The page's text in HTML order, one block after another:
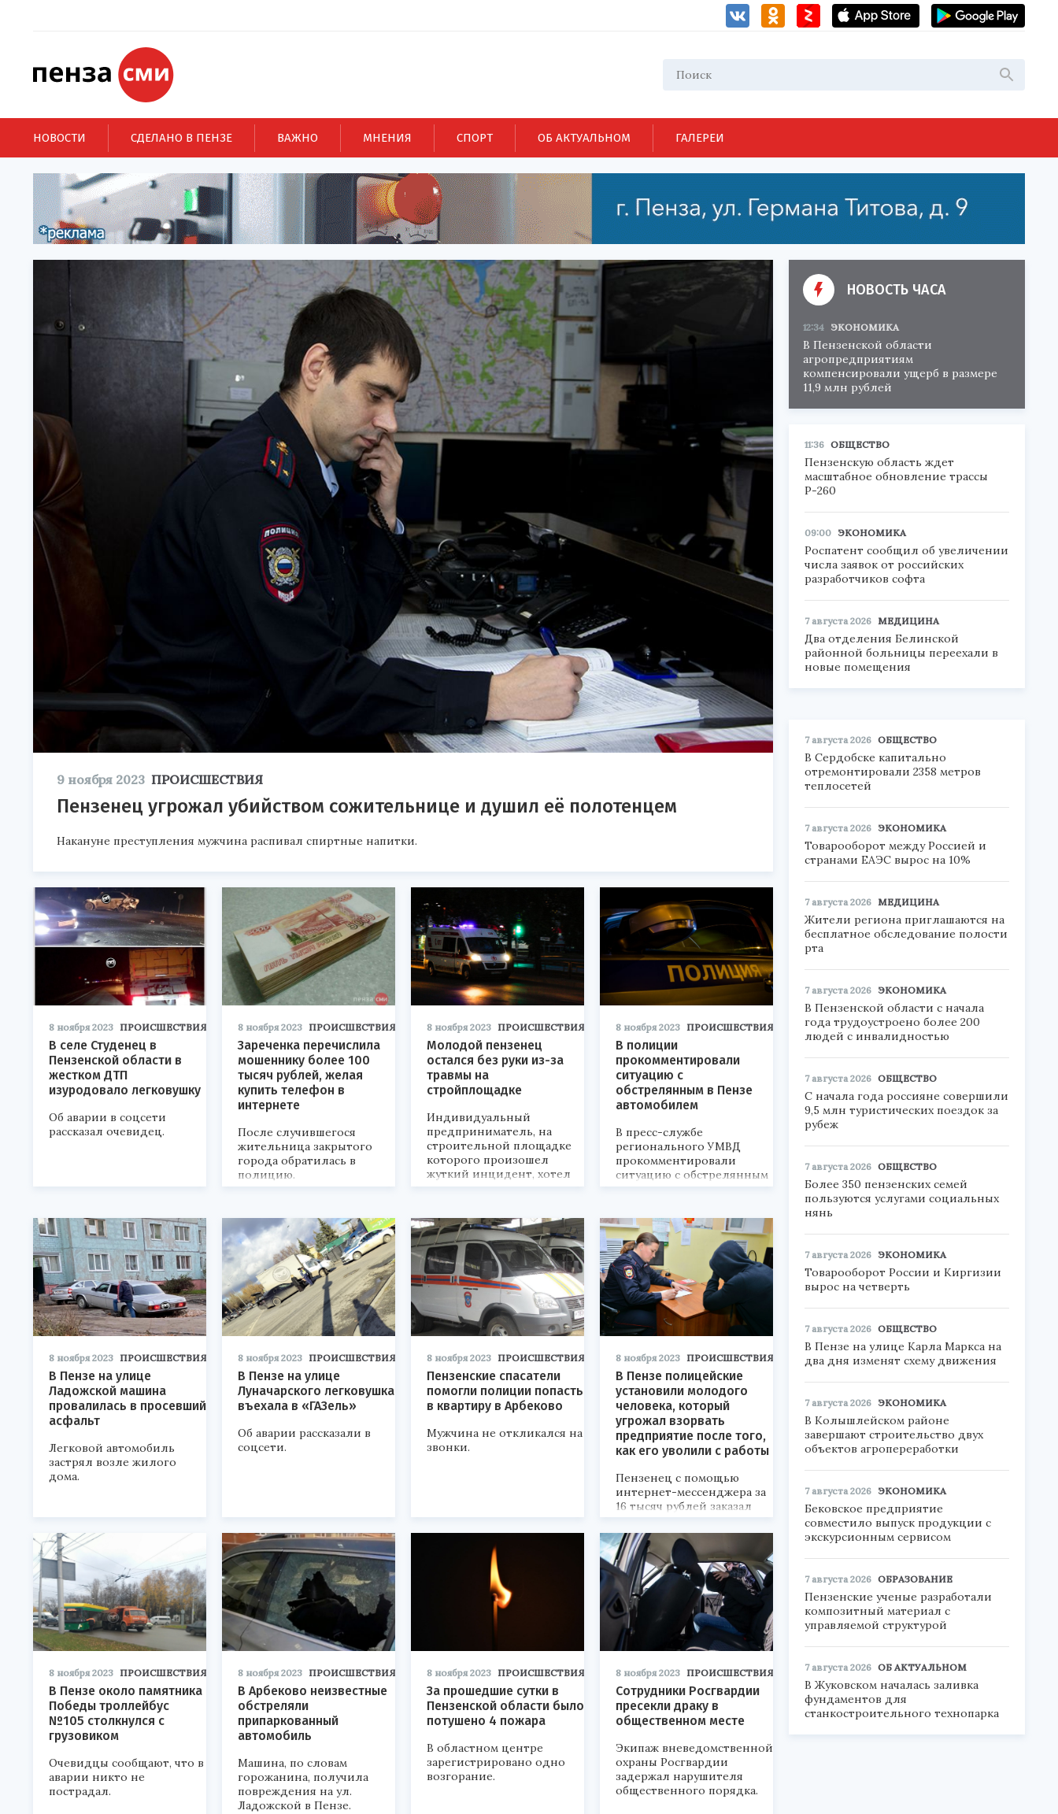
НОВОСТИ СДЕЛАНО В ПЕНЗЕ ВАЖНО МНЕНИЯ СПОРТ ОБ АКТУАЛЬНОМ ГАЛЕРЕИ
9 ноября 2023 ПРОИСШЕСТВИЯ
Пензенец угрожал убийством сожительнице и душил её полотенцем
Накануне преступления мужчина распивал спиртные напитки.
8 ноября 2023 ПРОИСШЕСТВИЯ
В селе Студенец в
Пензенской области в
жестком ДТП
изуродовало легковушку
Об аварии в соцсети
рассказал очевидец.
8 ноября 2023 ПРОИСШЕСТВИЯ
Зареченка перечислила
мошеннику более 100
тысяч рублей, желая
купить телефон в
интернете
После случившегося
жительница закрытого
города обратилась в
полицию.
8 ноября 2023 ПРОИСШЕСТВИЯ
Молодой пензенец
остался без руки из-за
травмы на
стройплощадке
Индивидуальный
предприниматель, на
строительной площадке
которого произошел
жуткий инцидент, хотел
сокрыть факт
пострадавшего, однако суд
взыскал с него
компенсацию морального
вреда в размере 1 млн
рублей.
8 ноября 2023 ПРОИСШЕСТВИЯ
В полиции
прокомментировали
ситуацию с
обстрелянным в Пензе
автомобилем
В пресс-службе
регионального УМВД
прокомментировали
ситуацию с обстрелянным
автомобилем в Пензе.
8 ноября 2023 ПРОИСШЕСТВИЯ
В Пензе на улице
Ладожской машина
провалилась в просевший
асфальт
Легковой автомобиль
застрял возле жилого
дома.
8 ноября 2023 ПРОИСШЕСТВИЯ
В Пензе на улице
Луначарского легковушка
въехала в «ГАЗель»
Об аварии рассказали в
соцсети.
8 ноября 2023 ПРОИСШЕСТВИЯ
Пензенские спасатели
помогли полиции попасть
в квартиру в Арбеково
Мужчина не откликался на
звонки.
8 ноября 2023 ПРОИСШЕСТВИЯ
В Пензе полицейские
установили молодого
человека, который
угрожал взорвать
предприятие после того,
как его уволили с работы
Пензенец с помощью
интернет-мессенджера за
16 тысяч рублей заказал
анонимный звонок с
угрозами расправы и
заведомо ложной
информацией об акте
терроризма.
8 ноября 2023 ПРОИСШЕСТВИЯ
В Пензе около памятника
Победы троллейбус
№105 столкнулся с
грузовиком
Очевидцы сообщают, что в
аварии никто не
пострадал.
8 ноября 2023 ПРОИСШЕСТВИЯ
В Арбеково неизвестные
обстреляли
припаркованный
автомобиль
Машина, по словам
горожанина, получила
повреждения на ул.
Ладожской в Пензе.
8 ноября 2023 ПРОИСШЕСТВИЯ
За прошедшие сутки в
Пензенской области было
потушено 4 пожара
В областном центре
зарегистрировано одно
возгорание.
8 ноября 2023 ПРОИСШЕСТВИЯ
Сотрудники Росгвардии
пресекли драку в
общественном месте
Экипаж вневедомственной
охраны Росгвардии
задержал нарушителя
общественного порядка.
НОВОСТЬ ЧАСА
12:34 ЭКОНОМИКА
В Пензенской области
агропредприятиям
компенсировали ущерб в размере
11,9 млн рублей
11:36 ОБЩЕСТВО
Пензенскую область ждет
масштабное обновление трассы
Р-260
09:00 ЭКОНОМИКА
Роспатент сообщил об увеличении
числа заявок от российских
разработчиков софта
7 августа 2026 МЕДИЦИНА
Два отделения Белинской
районной больницы переехали в
новые помещения
7 августа 2026 ОБЩЕСТВО
В Сердобске капитально
отремонтировали 2358 метров
теплосетей
7 августа 2026 ЭКОНОМИКА
Товарооборот между Россией и
странами ЕАЭС вырос на 10%
7 августа 2026 МЕДИЦИНА
Жители региона приглашаются на
бесплатное обследование полости
рта
7 августа 2026 ЭКОНОМИКА
В Пензенской области с начала
года трудоустроено более 200
людей с инвалидностью
7 августа 2026 ОБЩЕСТВО
С начала года россияне совершили
9,5 млн туристических поездок за
рубеж
7 августа 2026 ОБЩЕСТВО
Более 350 пензенских семей
пользуются услугами социальных
нянь
7 августа 2026 ЭКОНОМИКА
Товарооборот России и Киргизии
вырос на четверть
7 августа 2026 ОБЩЕСТВО
В Пензе на улице Карла Маркса на
два дня изменят схему движения
7 августа 2026 ЭКОНОМИКА
В Колышлейском районе
завершают строительство двух
объектов агропереработки
7 августа 2026 ЭКОНОМИКА
Бековское предприятие
совместило выпуск продукции с
экскурсионным сервисом
7 августа 2026 ОБРАЗОВАНИЕ
Пензенские ученые разработали
композитный материал с
управляемой структурой
7 августа 2026 ОБ АКТУАЛЬНОМ
В Жуковском началась заливка
фундаментов для
станкостроительного технопарка